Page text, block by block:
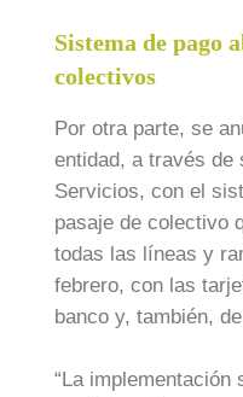
Sistema de pago
colectivos
Por otra parte, se
entidad, a través de
Servicios, con el
pasaje de colectivo
todas las líneas y
febrero, con las
banco y, también,
“La implementación